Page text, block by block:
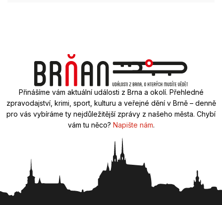
Přinášíme vám aktuální události z Brna a okolí. Přehledné
zpravodajství, krimi, sport, kulturu a veřejné dění v Brně – denně
pro vás vybíráme ty nejdůležitější zprávy z našeho města. Chybí
vám tu něco? Napište nám.